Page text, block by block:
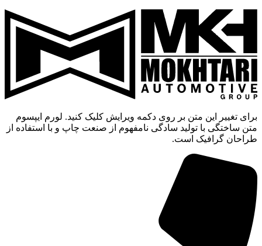
برای تغییر این متن بر روی دکمه ویرایش کلیک کنید. لورم ایپسوم
متن ساختگی با تولید سادگی نامفهوم از صنعت چاپ و با استفاده از
طراحان گرافیک است.